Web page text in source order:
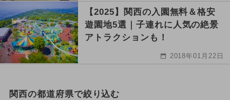
【2025】関西の入園無料＆格安
遊園地5選｜子連れに人気の絶景
アトラクションも！
2018年01月22日
関西の都道府県で絞り込む